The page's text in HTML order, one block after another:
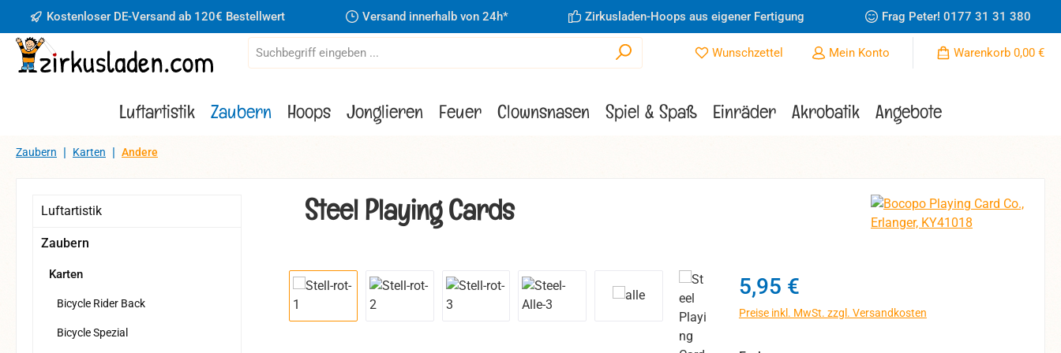
Hauptinhalt springen
Zur Suche springen
Zur Hauptnavigation springen
Kostenloser DE-Versand ab 120€ Bestellwert Versand innerhalb von 24h* Zirkusladen-Hoops aus eigener Fertigung Frag Peter! 0177 31 31 380
Wunschzettel Du hast 0 Produkte auf dem Merkzettel
Mein Konto Warenkorb 0,00 €
Luftartistik Zaubern Hoops Jonglieren Feuer Clownsnasen Spiel & Spaß Einräder Akrobatik Angebote
Zaubern | Karten | Andere
Luftartistik
Zaubern
Karten
Bicycle Rider Back
Bicycle Spezial
Steel Playing Cards
Bildergalerie überspringen Regulärer Preis:
5,95 €
Preise inkl. MwSt. zzgl. Versandkosten